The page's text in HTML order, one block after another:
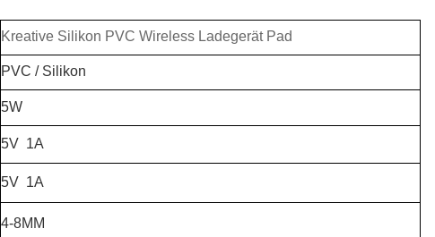
Kreative Silikon PVC Wireless Ladegerät Pad
PVC / Silikon
5W
5V 1A
5V 1A
4-8MM